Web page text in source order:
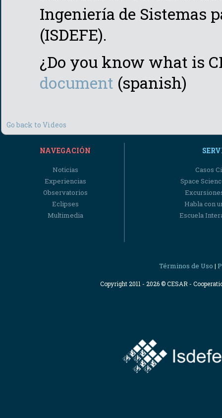
Ingeniería de Sistemas
(ISDEFE).
¿Do you know what is
document (spanish)
Go back to Videos
NAVEGACIÓN
Noticias
Experiencias
Observatorios
Eclipses
Multimedia
Casos
Space
Habla con
Escuela
Términos de Uso |
Copyright 2011 - 2026 © CESAR -